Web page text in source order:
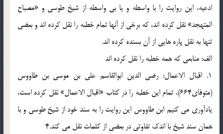
ادعيه، اين روايت را با واسطه و يا بى واسطه از شيخ طوسى و «مصباح
المتهجد» نقل كرده اند، كه برخى از آنها تمام خطبه را نقل كرده اند و بعضى
تنها به نقل پاره هايى از آن بسنده كرده اند.
الف: منابعى كه همه خطبه را نقل كرده اند
1. اقبال الاعمال: رضى الدين ابوالقاسم على بن موسى بن طاووس
(متوفاى664)، تمام اين خطبه را در كتاب «اقبال الاعمال» نقل كرده است،
يادآورى مى كنيم ابن طاووس اين روايت را به سند خود از شيخ طوسى و با
همان سند شيخ با اندك تفاوتى در بعضى از كلمات نقل مى كند.4